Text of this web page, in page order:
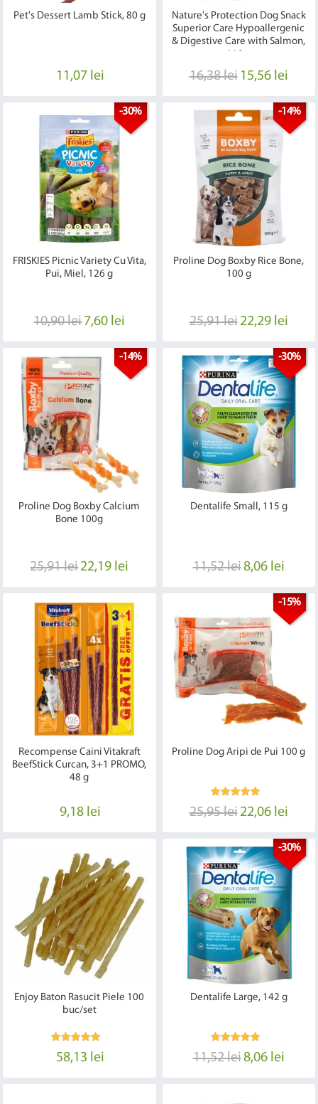
Pet's Dessert Lamb Stick, 80 g
11,07 lei
Nature's Protection Dog Snack
Superior Care Hypoallergenic
& Digestive Care with Salmon,
16,38 lei 15,56 lei
-30%
FRISKIES Picnic Variety Cu Vita,
Pui, Miel, 126 g
10,90 lei7,60 lei
-14%
Proline Dog Boxby Rice Bone,
100 g
25,91 lei 22,29 lei
-14%
Proline Dog Boxby Calcium
Bone 100g
25,91 lei22,19 lei
-30%
Dentalife Small, 115 g
11,52 lei8,06 lei
Recompense Caini Vitakraft
BeefStick Curcan, 3+1 PROMO,
48 g
9,18 lei
-15%
Proline Dog Aripi de Pui 100 g
25,95 lei 22,06 lei
Enjoy Baton Rasucit Piele 100
buc/set
58,13 lei
-30%
Dentalife Large, 142 g
11,52 lei8,06 lei